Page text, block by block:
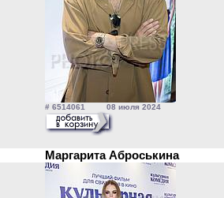
# 6514061 08 июля 2024
Маргарита Аброськина